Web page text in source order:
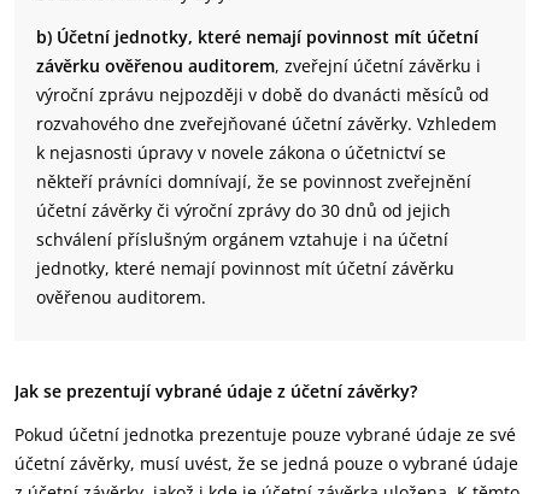
b) Účetní jednotky, které nemají povinnost mít účetní
závěrku ověřenou auditorem, zveřejní účetní závěrku i
výroční zprávu nejpozději v době do dvanácti měsíců od
rozvahového dne zveřejňované účetní závěrky. Vzhledem
k nejasnosti úpravy v novele zákona o účetnictví se
někteří právníci domnívají, že se povinnost zveřejnění
účetní závěrky či výroční zprávy do 30 dnů od jejich
schválení příslušným orgánem vztahuje i na účetní
jednotky, které nemají povinnost mít účetní závěrku
ověřenou auditorem.
Jak se prezentují vybrané údaje z účetní závěrky?
Pokud účetní jednotka prezentuje pouze vybrané údaje ze své
účetní závěrky, musí uvést, že se jedná pouze o vybrané údaje